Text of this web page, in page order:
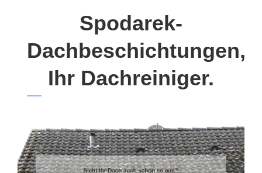
Spodarek-
Dachbeschichtungen,
Ihr Dachreiniger.